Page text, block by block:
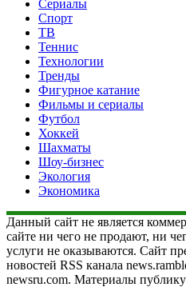
Сериалы
Спорт
ТВ
Теннис
Технологии
Тренды
Фигурное катание
Фильмы и сериалы
Футбол
Хоккей
Шахматы
Шоу-бизнес
Экология
Экономика
Данный сайт не является
сайте ни чего не продают, ни
услуги не оказываются. Сайт
новостей RSS канала
newsru.com. Материалы